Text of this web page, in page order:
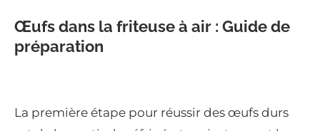
Œufs dans la friteuse à air : Guide de
préparation
La première étape pour réussir des œufs durs